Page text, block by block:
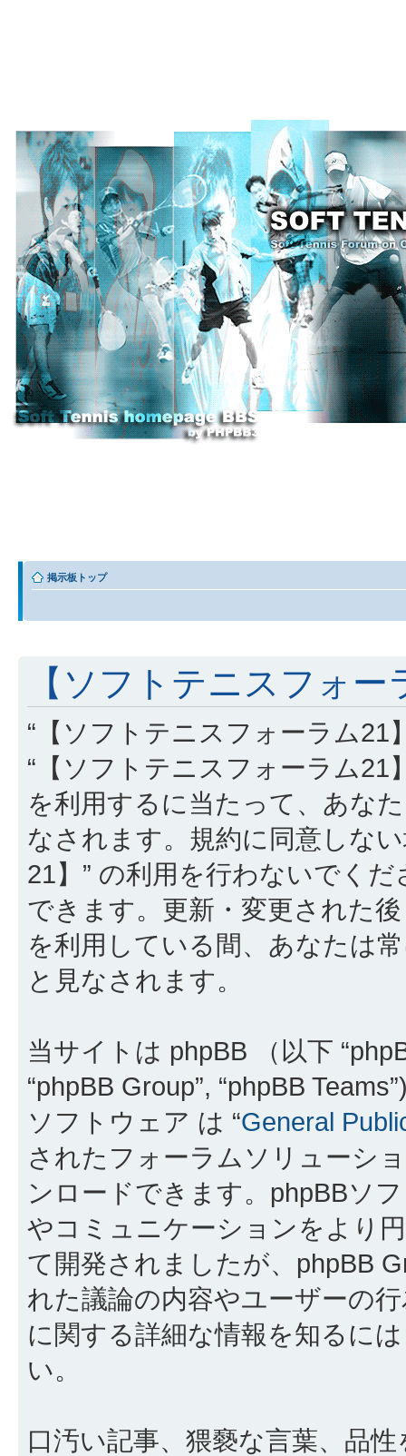
掲示板トップ
【ソフトテニスフォ
“【ソフトテニスフォーラム21
“【ソフトテニスフォーラム21
を利用するに当たって、あな
なされます。規約に同意しな
21】” の利用を行わないでく
できます。更新・変更された
を利用している間、あなたは
と見なされます。
当サイトは phpBB （以下
“phpBB Group”, “phpBB
ソフトウェア は “General
されたフォーラムソリューシ
ンロードできます。phpBBソ
やコミュニケーションをより
て開発されましたが、phpBB
れた議論の内容やユーザーの
に関する詳細な情報を知るに
い。
口汚い記事、猥褻な言葉、品